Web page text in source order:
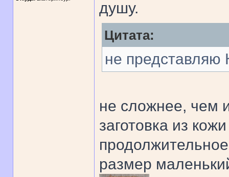
душу.
Цитата:
не представляю
не сложнее, чем
заготовка из
размер